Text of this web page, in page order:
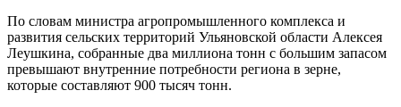
По словам министра агропромышленного комплекса и
развития сельских территорий Ульяновской области Алексея
Леушкина, собранные два миллиона тонн с большим запасом
превышают внутренние потребности региона в зерне,
которые составляют 900 тысяч тонн.